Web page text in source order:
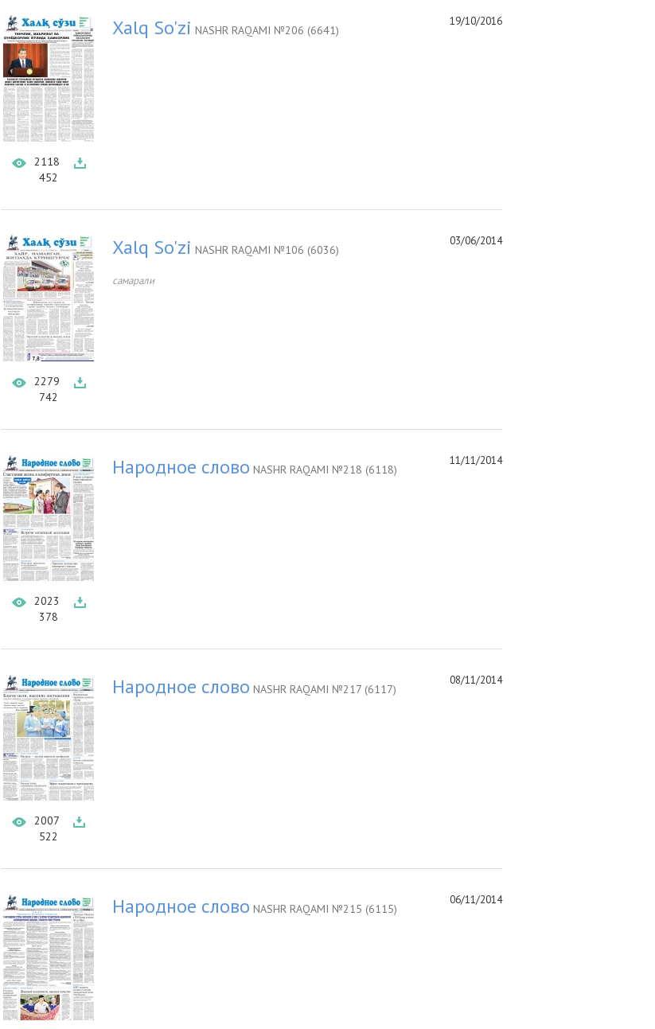
2118
452
19/10/2016
Xalq So'zi NASHR RAQAMI №206 (6641)
2279
742
03/06/2014
Xalq So'zi NASHR RAQAMI №106 (6036)
самарали
2023
378
11/11/2014
Народное слово NASHR RAQAMI №218 (6118)
2007
522
08/11/2014
Народное слово NASHR RAQAMI №217 (6117)
06/11/2014
Народное слово NASHR RAQAMI №215 (6115)